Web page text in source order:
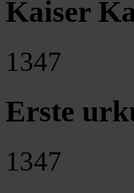
Kaiser
1347
Erste
1347